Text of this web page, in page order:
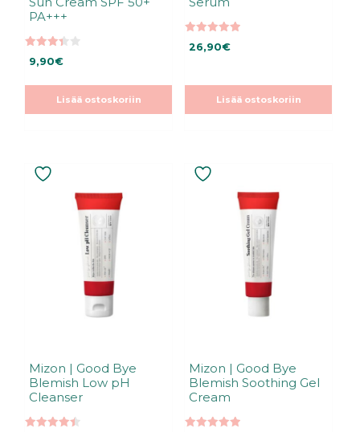
PA+++
3.40
5:stä
9,90€
Lisää ostoskoriin
5.00
5:stä
26,90€
Lisää ostoskoriin
Mizon | Good Bye
Blemish Low pH
Cleanser
Mizon | Good Bye
Blemish Soothing Gel
Cream